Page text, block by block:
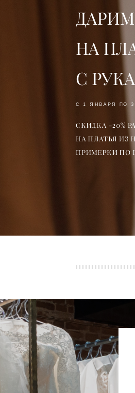
ДАРИМ
НА
С
С 1 ЯНВАРЯ ПО
СКИДКА -20%
НА ПЛАТЬЯ ИЗ
ПРИМЕРКИ ПО